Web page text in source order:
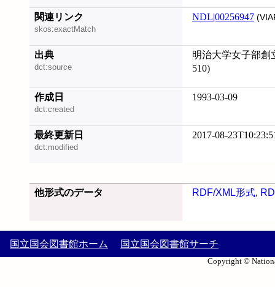
関連リンク
skos:exactMatch
NDL|00256947
出典
dct:source
明治大学女子部創
510)
作成日
dct:created
1993-03-09
最終更新日
dct:modified
2017-08-
他形式のデータ RDF/XML形式,
国立国会図書館ホーム 国立国会図書館サーチ
Copyright ©